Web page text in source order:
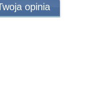
opinia